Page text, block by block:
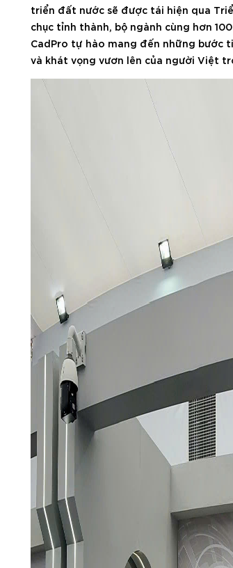
triển đất nước sẽ được tái hiện qua
chục tỉnh thành, bộ ngành cùng hơn
CadPro tự hào mang đến những bước
và khát vọng vươn lên của người Việt